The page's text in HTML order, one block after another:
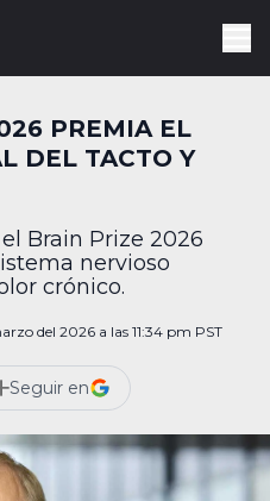
PREMIA EL
DEL TACTO Y
Brain Prize 2026
nervioso
crónico.
del 2026 a las 11:34 pm PST
Seguir en